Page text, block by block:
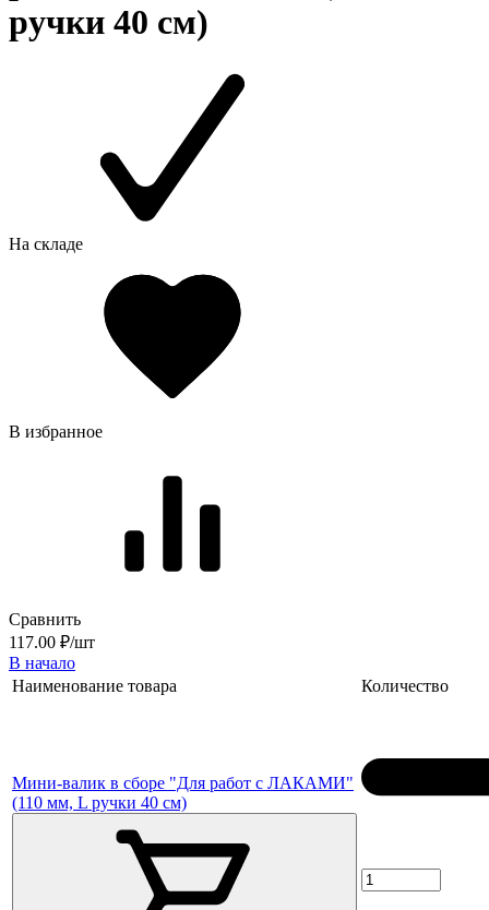
ручки 40 см)
На складе
В избранное
Сравнить
117.00 ₽/шт
В начало
Наименование товара
Количество
Мини-валик в сборе "Для работ с ЛАКАМИ"
(110 мм, L ручки 40 см)